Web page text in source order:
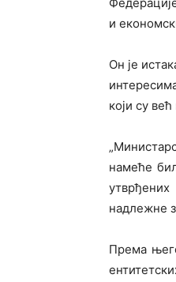
и
Он је
који су
намеће
надлежне
Према